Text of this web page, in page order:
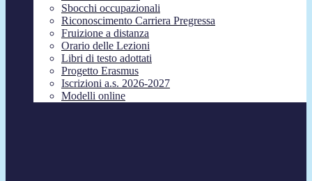
Sbocchi occupazionali
Riconoscimento Carriera Pregressa
Fruizione a distanza
Orario delle Lezioni
Libri di testo adottati
Progetto Erasmus
Iscrizioni a.s. 2026-2027
Modelli online